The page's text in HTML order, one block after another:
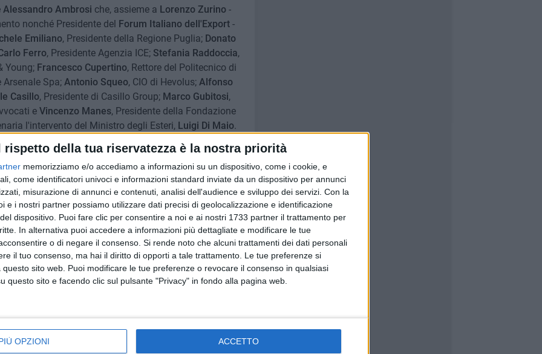
rispetto della tua riservatezza è la nostra priorità
memorizziamo e/o accediamo a informazioni su un dispositivo, come i cookie, e
come identificatori univoci e informazioni standard inviate da un dispositivo per annunci
misurazione di annunci e contenuti, analisi dell'audience e sviluppo dei servizi. Con la
e i nostri partner possiamo utilizzare dati precisi di geolocalizzazione e identificazione
dispositivo. Puoi fare clic per consentire a noi e ai nostri 1733 partner il trattamento per
In alternativa puoi accedere a informazioni più dettagliate e modificare le tue
o di negare il consenso. Si rende noto che alcuni trattamenti dei dati personali
il tuo consenso, ma hai il diritto di opporti a tale trattamento. Le tue preferenze si
sito web. Puoi modificare le tue preferenze o revocare il consenso in qualsiasi
questo sito e facendo clic sul pulsante "Privacy" in fondo alla pagina web.
OPZIONI ACCETTO
Alessandro Ambrosi che, assieme a Lorenzo Zurino-
nonché Presidente del Forum Italiano dell'Export-
Emiliano, Presidente della Regione Puglia; Donato
Ferro, Presidente Agenzia ICE; Stefania Raddoccia,
Young; Francesco Cupertino, Rettore del Politecnico di
Arsenale Spa; Antonio Squeo, CIO di Hevolus; Alfonso
Casillo, Presidente di Casillo Group; Marco Gubitosi,
e Vincenzo Manes, Presidente della Fondazione
l'intervento del Ministro degli Esteri, Luigi Di Maio.
direttore del Network VivaGiuseppe Di Bisceglie ha
Pasquale Casillo. Una intervista che segue
della Fiera del Levante e che anticipa, in qualche
alla platea degli Stati Generali dell'Export.
SOCIAL VIDEO
15 MINUTI
con Pasquale Casillo